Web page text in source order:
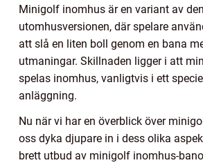
Minigolf inomhus är en variant av
utomhusversionen, där spelare
att slå en liten boll genom en bana
utmaningar. Skillnaden ligger i att
spelas inomhus, vanligtvis i ett
anläggning.
Nu när vi har en överblick över
oss dyka djupare in i dess olika
brett utbud av minigolf inomhus-